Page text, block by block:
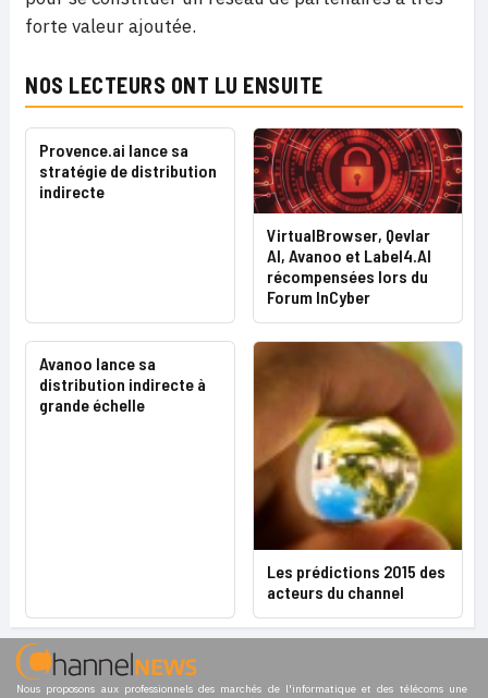
forte valeur ajoutée.
NOS LECTEURS ONT LU ENSUITE
Provence.ai lance sa
stratégie de distribution
indirecte
VirtualBrowser, Qevlar
AI, Avanoo et Label4.AI
récompensées lors du
Forum InCyber
Avanoo lance sa
distribution indirecte à
grande échelle
Les prédictions 2015 des
acteurs du channel
Nous proposons aux professionnels des marchés de l'informatique et des télécoms une